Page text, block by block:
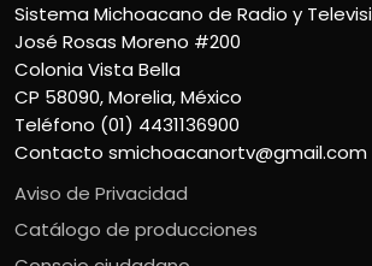
Sistema Michoacano de Radio y
José Rosas Moreno #200
Colonia Vista Bella
CP 58090, Morelia, México
Teléfono (01) 4431136900
Contacto smichoacanortv@gmail.com
Aviso de Privacidad
Catálogo de producciones